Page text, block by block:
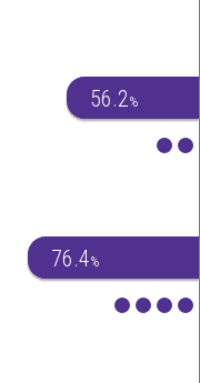
56.2%
76.4%